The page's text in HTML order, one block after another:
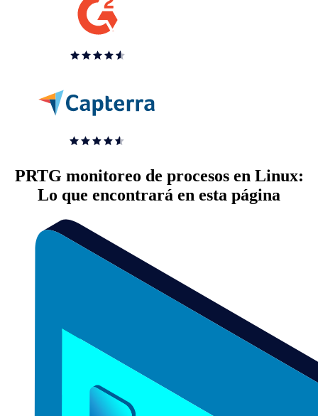
PRTG monitoreo de procesos en Linux:
Lo que encontrará en esta página